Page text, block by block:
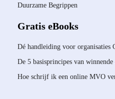
Duurzame Begrippen
Gratis eBooks
Dé handleiding voor organisaties
De 5 basisprincipes van
Hoe schrijf ik een online MVO